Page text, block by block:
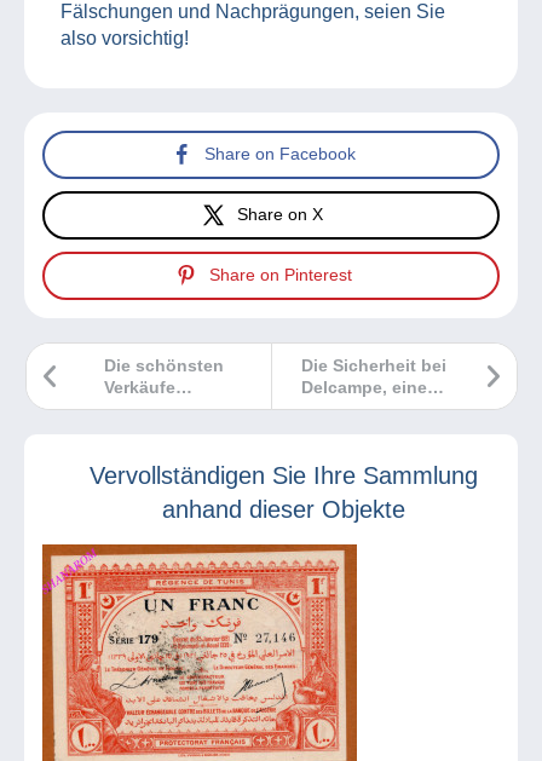
Fälschungen und Nachprägungen, seien Sie
also vorsichtig!
Share on Facebook
Share on X
Share on Pinterest
Die Sicherheit bei
Delcampe, eine
gemeinsame
Die schönsten
Verkäufe
Delcampe Mai
Vervollständigen Sie Ihre Sammlung
anhand dieser Objekte